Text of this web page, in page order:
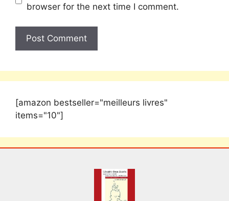
browser for the next time I comment.
[amazon bestseller="meilleurs livres"
items="10"]